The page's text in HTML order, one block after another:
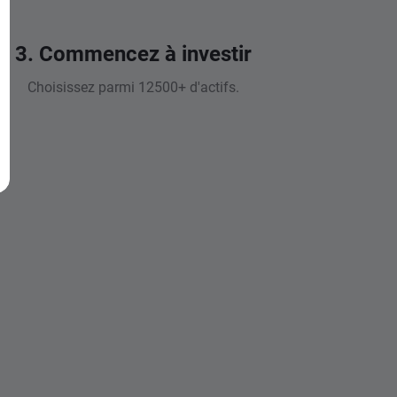
3. Commencez à investir
Choisissez parmi 12500+ d'actifs.